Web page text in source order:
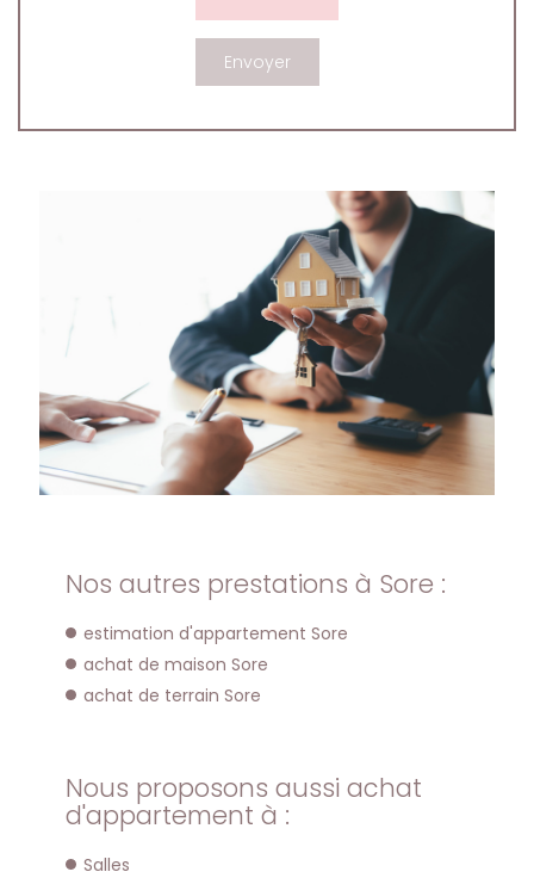
Nos autres prestations à Sore :
estimation d'appartement Sore
achat de maison Sore
achat de terrain Sore
Nous proposons aussi achat
d'appartement à :
Salles